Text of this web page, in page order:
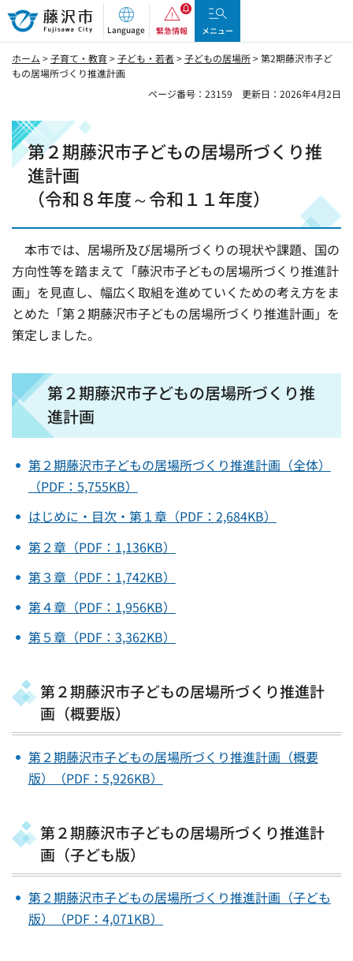
藤沢市
Language 緊急情報 メニュー
ホーム >子育て・教育>子ども・若者>子どもの居場所> 第2期藤沢市子ど
もの居場所づくり推進計画
ページ番号：23159
更新日：2026年4月2日
第２期藤沢市子どもの居場所づくり推
進計画
（令和８年度～令和１１年度）
本市では、居場所及び居場所づくりの現状や課題、国の
方向性等を踏まえて「藤沢市子どもの居場所づくり推進計
画」を見直し、幅広く取組を進めていくための考え方をま
とめた「第２期藤沢市子どもの居場所づくり推進計画」を
策定しました。
第２期藤沢市子どもの居場所づくり推
進計画
第２期藤沢市子どもの居場所づくり推進計画（全体）
（PDF：5,755KB）
はじめに・目次・第１章（PDF：2,684KB）
第２章（PDF：1,136KB）
第３章（PDF：1,742KB）
第４章（PDF：1,956KB）
第５章（PDF：3,362KB）
第２期藤沢市子どもの居場所づくり推進計
画（概要版）
第２期藤沢市子どもの居場所づくり推進計画（概要
版）（PDF：5,926KB）
第２期藤沢市子どもの居場所づくり推進計
画（子ども版）
第２期藤沢市子どもの居場所づくり推進計画（子ども
版）（PDF：4,071KB）